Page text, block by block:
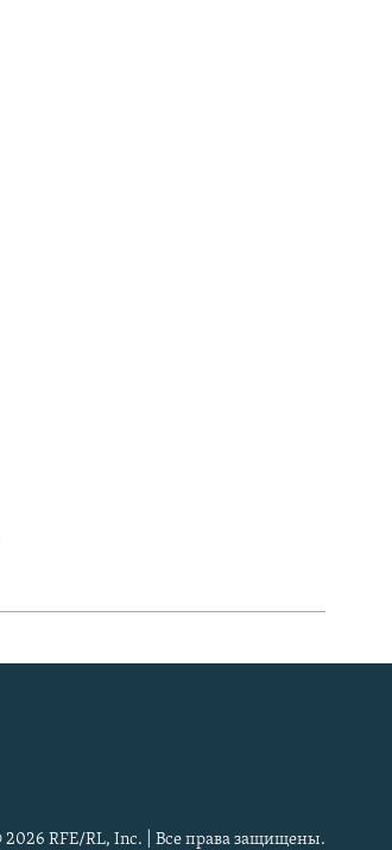
2026 RFE/RL, Inc. | Все права защищены.